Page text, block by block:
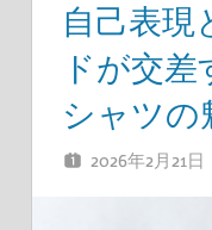
自己表現
ドが交
シャツの
2026年2月21日